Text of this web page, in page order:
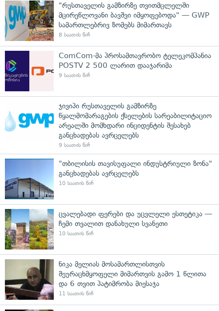
"რუსთაველის გამზირზე თვითმცლელში
მცირეწლოვანი ბავშვი იმყოფებოდა" — GWP
სამართლებრივ ზომებს მიმართავს
8 საათის წინ
ComCom-მა პროსამთავრობო ტელეკომპანია
POSTV 2 500 ლარით დააჯარიმა
9 საათის წინ
ჯივიპი რუსთაველის გამზირზე
წყალმომარაგების ქსელების სარეაბილიტაციო
არეალში მომხდარი ინციდენტის შესახებ
განცხადებას ავრცელებს
9 საათის წინ
"თბილისის თავისუფალი ინდუსტრიული ზონა"
განცხადებას ავრცელებს
10 საათის წინ
ცვალებადი ფერები და უცვლელი ესთეტიკა —
ჩემი თვალით დანახული სვანეთი
10 საათის წინ
ნიკა მელიას მოსამართლისთვის
შეურაცხმყოფელი მიმართვის გამო 1 წლითა
და 6 თვით პატიმრობა მიესაჯა
11 საათის წინ